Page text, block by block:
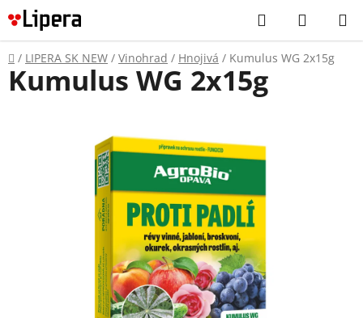
Prejsť
na
obsah
Hľadať
KOŠÍK
Domov
/ LIPERA SK NEW / Vinohrad / Hnojivá / Kumulus WG 2x15g
Kumulus WG 2x15g